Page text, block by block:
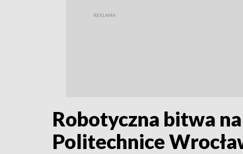
Robotyczna bitwa
Politechnice